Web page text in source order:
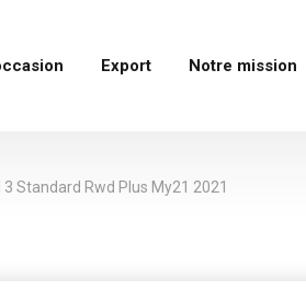
Export Notre mission
Standard Rwd Plus My21 2021